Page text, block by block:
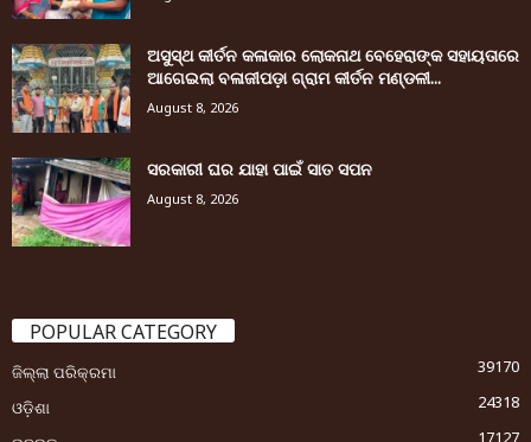
ଅସୁସ୍ଥ କୀର୍ତନ କଳାକାର ଲୋକନାଥ ବେହେରାଙ୍କ ସହାୟତାରେ
ଆଗେଇଲା ବଳାଜୀପଡ଼ା ଗ୍ରାମ କୀର୍ତନ ମଣ୍ଡଳୀ...
August 8, 2026
ସରକାରୀ ଘର ଯାହା ପାଇଁ ସାତ ସପନ
August 8, 2026
POPULAR CATEGORY
ଜିଲ୍ଲା ପରିକ୍ରମା
39170
ଓଡ଼ିଶା
24318
17127